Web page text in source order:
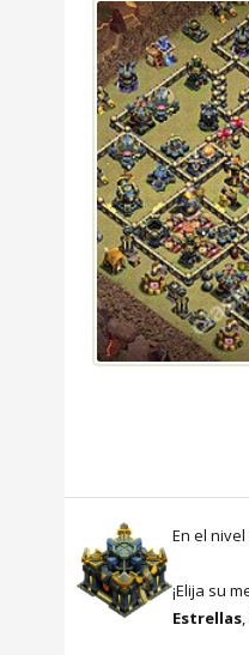
En el nivel
¡Elija su
Estrellas,